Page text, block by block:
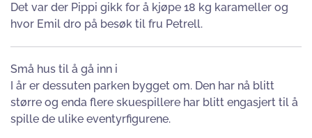
Det var der Pippi gikk for å kjøpe 18 kg karameller og
hvor Emil dro på besøk til fru Petrell.
Små hus til å gå inn i
I år er dessuten parken bygget om. Den har nå blitt
større og enda flere skuespillere har blitt engasjert til å
spille de ulike eventyrfigurene.